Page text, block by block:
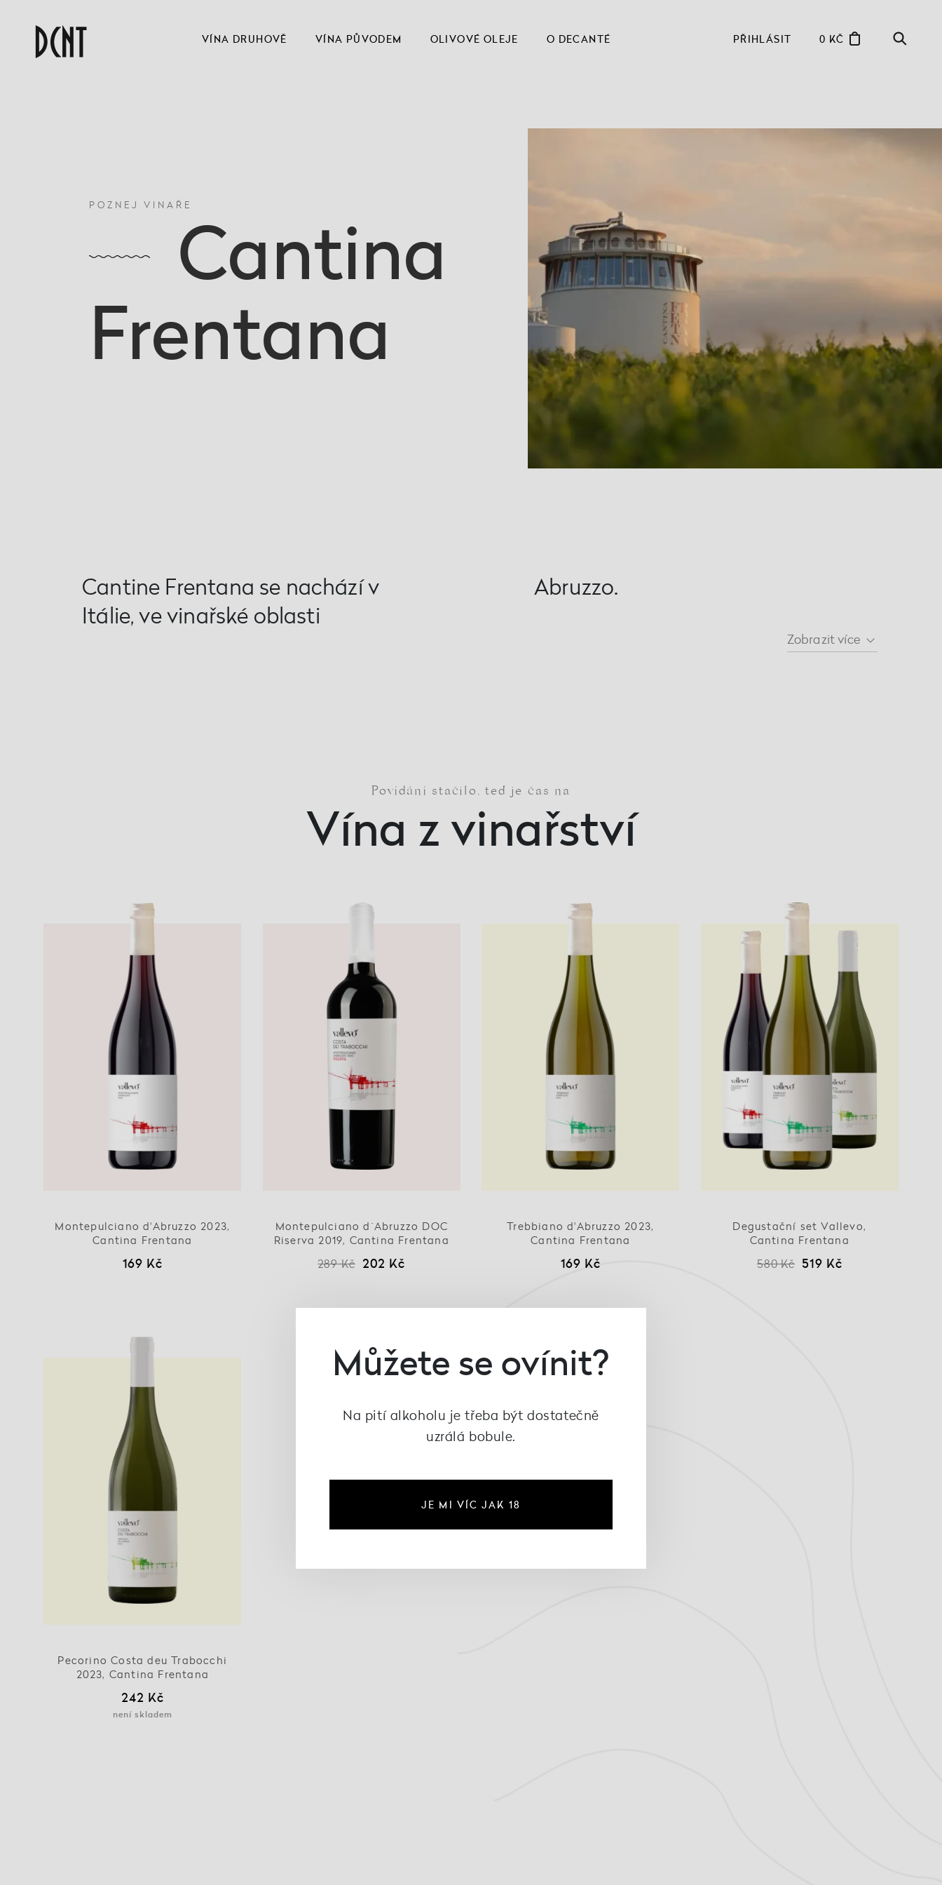
VÍNA DRUHOVĚ VÍNA PŮVODEM OLIVOVÉ OLEJE O DECANTÉ PŘIHLÁSIT 0 KČ
POZNEJ VINAŘECantina
Frentana
Cantine Frentana se nachází v
Itálie, ve vinařské oblasti
Abruzzo.
Zobrazitvíce
Povídání stačilo, teď je čas na
Vína z vinařství
Montepulciano d'Abruzzo 2023,
Cantina Frentana
169 Kč
Montepulciano d´Abruzzo DOC
Riserva 2019, Cantina Frentana
289 Kč 202 Kč
Trebbiano d'Abruzzo 2023,
Cantina Frentana
169 Kč
Degustační set Vallevo,
Cantina Frentana
580 Kč 519 Kč
Pecorino Costa deu Trabocchi
2023, Cantina Frentana
242 Kč
není skladem
Můžete se ovínit?
Na pití alkoholu je třeba být dostatečně
uzrálá bobule.
JE MI VÍC JAK 18